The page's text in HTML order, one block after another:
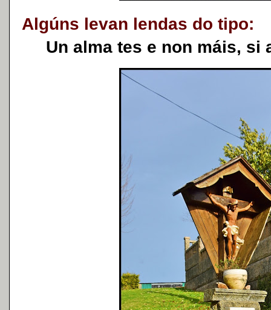
Algúns levan lendas do tipo:
Un alma tes e non máis, si